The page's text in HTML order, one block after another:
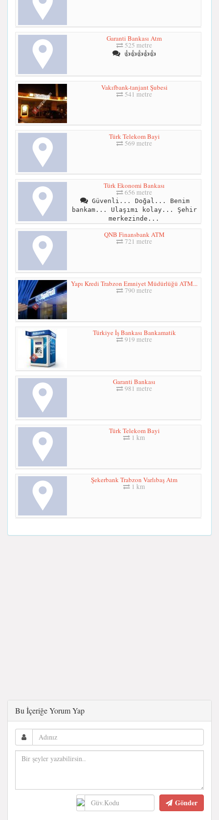
Garanti Bankası Atm
525 metre
👍👍👍👍👍
Vakıfbank-tanjant Şubesi
541 metre
Türk Telekom Bayi
569 metre
Türk Ekonomi Bankası
656 metre
Güvenli... Doğal... Benim
bankam... Ulaşımı kolay... Şehir
merkezinde...
QNB Finansbank ATM
721 metre
Yapı Kredi Trabzon Emniyet Müdürlüğü ATM...
790 metre
Türkiye İş Bankası Bankamatik
919 metre
Garanti Bankası
981 metre
Türk Telekom Bayi
1 km
Şekerbank Trabzon Varlıbaş Atm
1 km
Bu İçeriğe Yorum Yap
Gönder